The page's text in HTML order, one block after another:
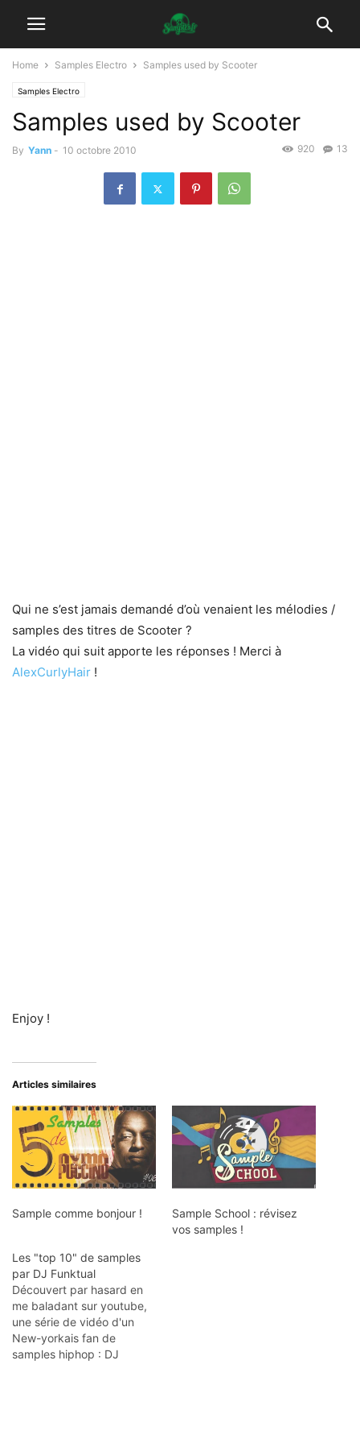
Home Samples Electro Samples used by Scooter
Samples Electro
Samples used by Scooter
By Yann - 10 octobre 2010 13
920
Qui ne s’est jamais demandé d’où venaient les mélodies /
samples des titres de Scooter ?
La vidéo qui suit apporte les réponses ! Merci à
AlexCurlyHair !
Enjoy !
Articles similaires
Sample comme bonjour !
Sample School : révisez
vos samples !
Les "top 10" de samples
par DJ Funktual
Découvert par hasard en
me baladant sur youtube,
une série de vidéo d'un
New-yorkais fan de
samples hiphop : DJ